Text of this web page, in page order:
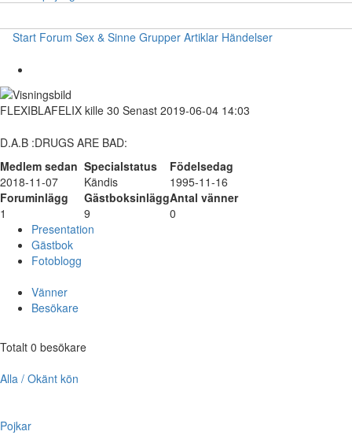
Start Forum Sex & Sinne Grupper Artiklar Händelser
FLEXIBLAFELIX kille 30 Senast 2019-06-04 14:03
D.A.B :DRUGS ARE BAD:
Medlem sedan Specialstatus
Födelsedag
2018-11-07
Kändis
1995-11-16
Foruminlägg
GästboksinläggAntal vänner
1
9
0
Presentation
Gästbok
Fotoblogg
Vänner
Besökare
Totalt 0 besökare
Alla / Okänt kön
Pojkar